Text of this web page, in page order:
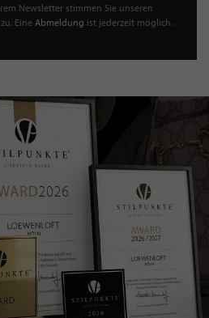
Newsletter stimmen Sie unseren
zu. Eine Abmeldung ist jederzeit möglich.